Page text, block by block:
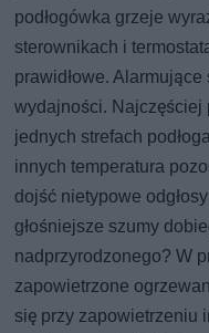
podłogówka grzeje
sterownikach i
prawidłowe.
wydajności.
jednych strefach
innych temperatura
dojść nietypowe
głośniejsze szumy
nadprzyrodzonego? W
zapowietrzone
się przy zapowietrzeniu